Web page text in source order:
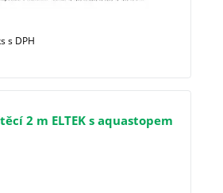
s DPH
2 m ELTEK s aquastopem